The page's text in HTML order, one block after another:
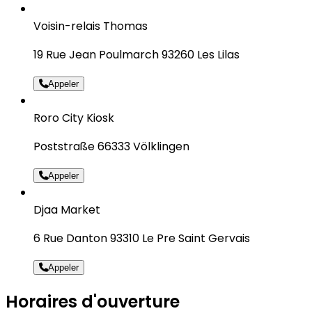
Voisin-relais Thomas
19 Rue Jean Poulmarch 93260 Les Lilas
Appeler
Roro City Kiosk
Poststraße 66333 Völklingen
Appeler
Djaa Market
6 Rue Danton 93310 Le Pre Saint Gervais
Appeler
Horaires d'ouverture